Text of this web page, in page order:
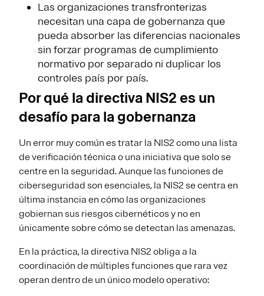
Las organizaciones transfronterizas
necesitan una capa de gobernanza que
pueda absorber las diferencias nacionales
sin forzar programas de cumplimiento
normativo por separado ni duplicar los
controles país por país.
Por qué la directiva NIS2 es un
desafío para la gobernanza
Un error muy común es tratar la NIS2 como una lista
de verificación técnica o una iniciativa que solo se
centre en la seguridad. Aunque las funciones de
ciberseguridad son esenciales, la NIS2 se centra en
última instancia en cómo las organizaciones
gobiernan sus riesgos cibernéticos y no en
únicamente sobre cómo se detectan las amenazas.
En la práctica, la directiva NIS2 obliga a la
coordinación de múltiples funciones que rara vez
operan dentro de un único modelo operativo: